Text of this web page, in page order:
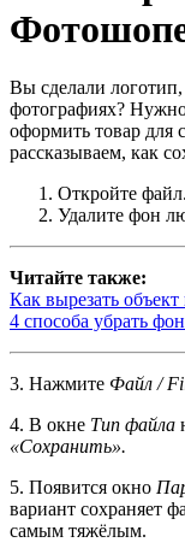
Вы сделали логотип,
фотографиях?
оформить товар для
рассказываем, как
Откройте файл.
Удалите фон
Читайте также:
Как вырезать
4 способа убрать
3. Нажмите Файл /
4. В окне Тип файла
«Сохранить».
5. Появится окно
вариант сохраняет
самым тяжёлым.